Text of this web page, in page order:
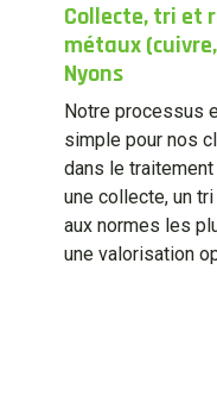
Collecte, tri et
métaux
Nyons
Notre processus
simple pour nos
dans le
une collecte, un
aux normes les
une valorisation